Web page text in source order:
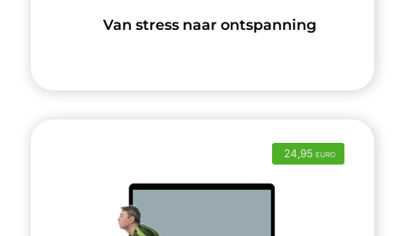
Van stress naar ontspanning
24,95 EURO